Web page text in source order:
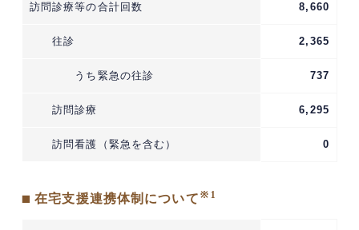
訪問診療等の合計回数 8,660
往診 2,365
うち緊急の往診 737
訪問診療 6,295
訪問看護（緊急を含む） 0
■ 在宅支援連携体制について※1